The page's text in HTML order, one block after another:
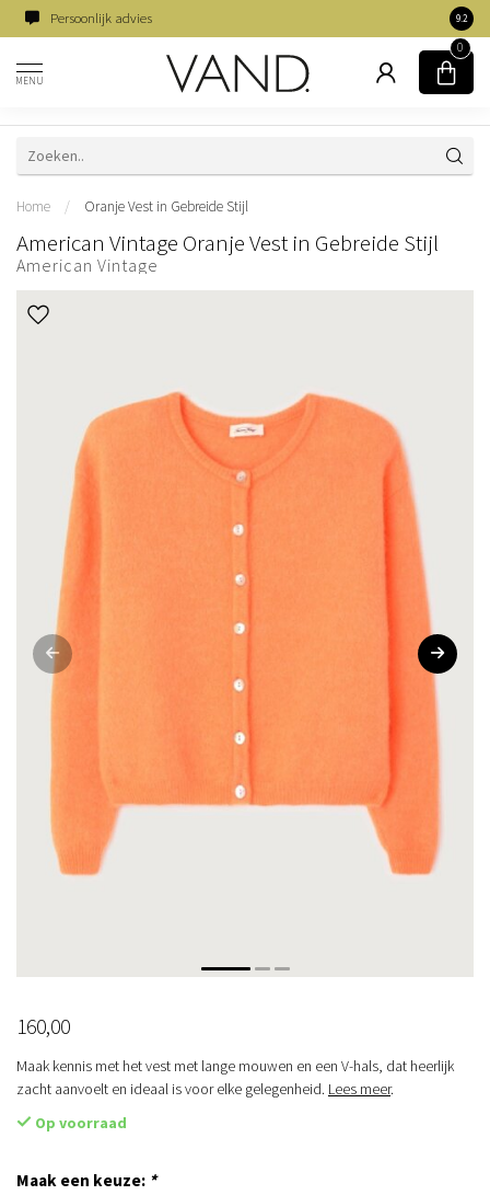
Persoonlijk advies 9.2
MENU
0
Home / Oranje Vest in Gebreide Stijl
American Vintage Oranje Vest in Gebreide Stijl
American Vintage
160,00
Maak kennis met het vest met lange mouwen en een V-hals, dat heerlijk
zacht aanvoelt en ideaal is voor elke gelegenheid. Lees meer.
Op voorraad
Maak een keuze: *